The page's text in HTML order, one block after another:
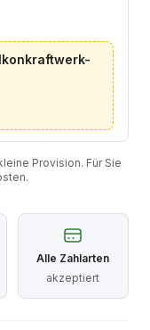
Provision. Für Sie
Alle Zahlarten
akzeptiert